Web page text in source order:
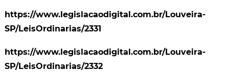
https://www.legislacaodigital.com.br/Louveira-
SP/LeisOrdinarias/2331
https://www.legislacaodigital.com.br/Louveira-
SP/LeisOrdinarias/2332